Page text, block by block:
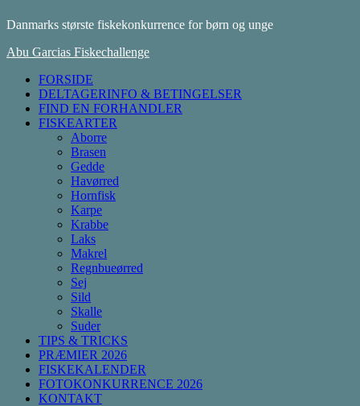
Danmarks største fiskekonkurrence for børn og unge
Primary
Abu Garcias Fiskechallenge
FORSIDE
DELTAGERINFO & BETINGELSER
FIND EN FORHANDLER
FISKEARTER
Aborre
Brasen
Gedde
Havørred
Hornfisk
Karpe
Krabbe
Laks
Makrel
Regnbueørred
Sej
Sild
Skalle
Suder
TIPS & TRICKS
PRÆMIER 2026
FISKEKALENDER
FOTOKONKURRENCE 2026
KONTAKT